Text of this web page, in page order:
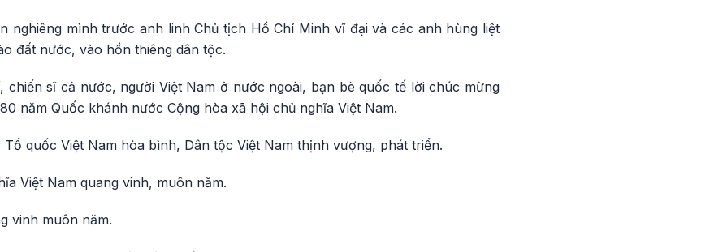
nghiêng mình trước anh linh Chủ tịch Hồ Chí Minh vĩ đại và các anh hùng liệt
đất nước, vào hồn thiêng dân tộc.
chiến sĩ cả nước, người Việt Nam ở nước ngoài, bạn bè quốc tế lời chúc mừng
năm Quốc khánh nước Cộng hòa xã hội chủ nghĩa Việt Nam.
quốc Việt Nam hòa bình, Dân tộc Việt Nam thịnh vượng, phát triển.
Việt Nam quang vinh, muôn năm.
vinh muôn năm.